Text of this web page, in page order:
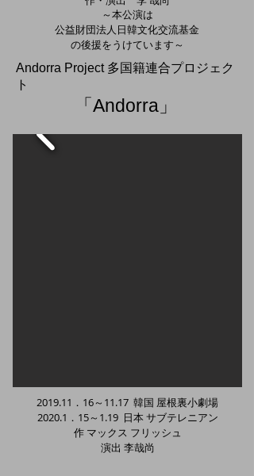
～本公演は
​公益財団法人日韓文化交流基金
の後援をうけています～
Andorra Project 多国籍連合プロジェク
ト
「Andorra」
2019.11．16～11.17 韓国 屋根裏小劇場
2020.1．15～1.19 日本 サブテレニアン
作 マックス フリッシュ
​演出 李哉尚